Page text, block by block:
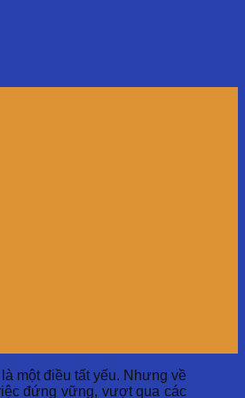
một điều tất yếu. Nhưng về
đứng vững, vượt qua các